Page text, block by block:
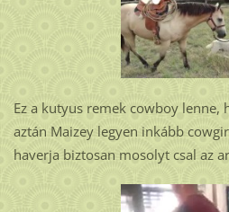
Ez a kutyus remek cowboy lenne,
aztán Maizey legyen inkább
haverja biztosan mosolyt csal az